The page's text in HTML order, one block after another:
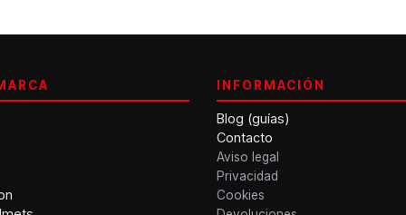
INFORMACIÓN
Blog (guías)
Contacto
Aviso legal
Privacidad
Cookies